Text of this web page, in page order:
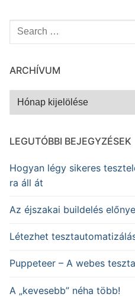
Keresése:
ARCHÍVUM
Archívum
LEGUTÓBBI BEJEGYZÉSEK
Hogyan légy sikeres
ra áll át
Az éjszakai buildelés
Létezhet
Puppeteer – A webes
A „kevesebb” néha több!